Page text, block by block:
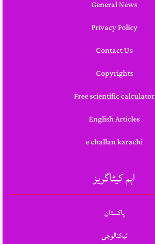
General News
Privacy Policy
Contact Us
Copyrights
Free scientific calculator
English Articles
e challan karachi
اہم کیٹاگریز
پاکستان
ٹیکنالوجی